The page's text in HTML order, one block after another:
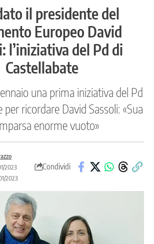
il presidente del
Europeo David
l’iniziativa del Pd di
Castellabate
una prima iniziativa del Pd
per ricordare David Sassoli: «Sua
enorme vuoto»
2023
2023
Condividi